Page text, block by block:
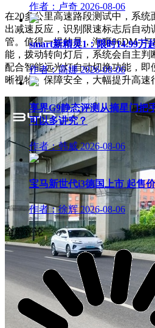
在20多公里高速路段测试中，系
出减速反应，识别限速标志后自
管。值得一提的是，海狮06DM-i
能，拨动转向灯后，系统会自主判
配合智能远光灯自动切换功能，
晰视物、保障安全，大幅提升高速
作者：卢奇 2026-08-06
smart新精灵1：限时14.99万
作者：高娜 2026-08-06
享界G9静态评测从摘星门把
可以多讲究？
作者：韩威 2026-08-06
宝马新世代i3德国上市 起售
作者：徐辉 2026-08-06
全部评论